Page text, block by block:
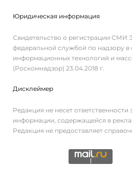
Юридическая информация
Свидетельство о регистрации
федеральной службой по надзору в
информационных технологий и
(Роскомнадзор) 23.04.2018 г.
Дисклеймер
Редакция не несет ответственности
информации, содержащейся в
Редакция не предоставляет